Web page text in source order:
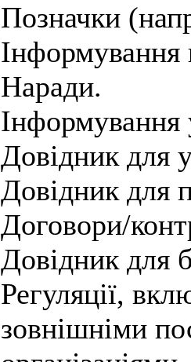
Позначки
Інформування
Наради.
Інформування
Довідник для
Довідник для
Договори/
Довідник для
Регуляції,
зовнішніми